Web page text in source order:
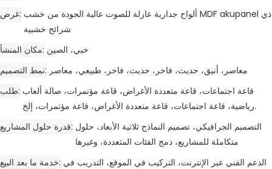
غرض ألواح جدارية عازلة للصوت عالية الجودة من خشب MDF akupanel ذي
شرائح خشبية
مكان المنشأ خبي، الصين
نمط التصميم معاصر، أنيق، حديث، فاخر، حديث، فاخر، طبيعي، معاصر
طلب قاعة اجتماعات، قاعة متعددة الأغراض، قاعة مؤتمرات، صالة ألعاب
رياضية، قاعة اجتماعات، قاعة متعددة الأغراض، قاعة مؤتمرات، إلخ.
قدرة حلول المشاريع التصميم الجرافيكي، تصميم النماذج ثلاثية الأبعاد، حلول
متكاملة للمشاريع، دمج الفئات المتعددة، وغيرها
خدمة ما بعد البيع الدعم الفني عبر الإنترنت، التركيب في الموقع، التدريب في